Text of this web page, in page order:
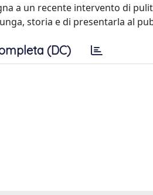
a un recente intervento di
storia e di presentarla al
(DC)